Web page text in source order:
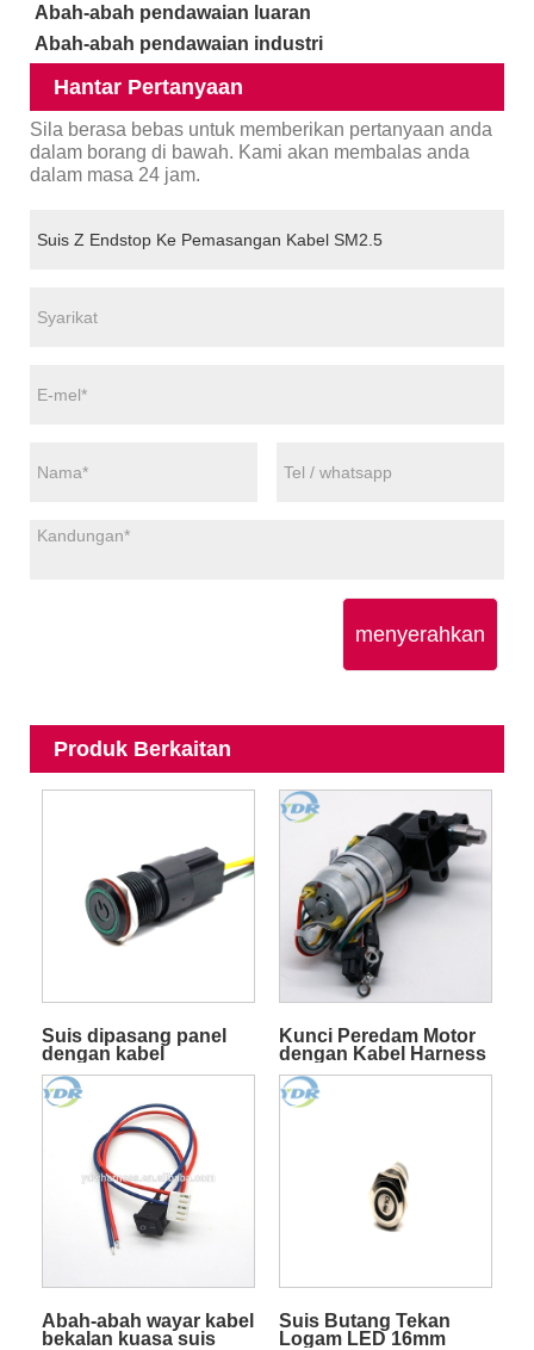
Abah-abah pendawaian luaran
Abah-abah pendawaian industri
Hantar Pertanyaan
Sila berasa bebas untuk memberikan pertanyaan anda
dalam borang di bawah. Kami akan membalas anda
dalam masa 24 jam.
menyerahkan
Produk Berkaitan
Suis dipasang panel
dengan kabel
Kunci Peredam Motor
dengan Kabel Harness
Wire Molex 3.0
Abah-abah wayar kabel
bekalan kuasa suis
Suis Butang Tekan
Logam LED 16mm